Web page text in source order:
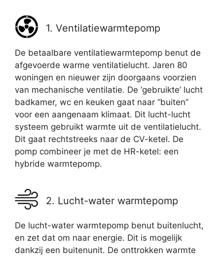
1. Ventilatiewarmtepomp
De betaalbare ventilatiewarmtepomp benut de
afgevoerde warme ventilatielucht. Jaren 80
woningen en nieuwer zijn doorgaans voorzien
van mechanische ventilatie. De ‘gebruikte’ lucht
badkamer, wc en keuken gaat naar “buiten”
voor een aangenaam klimaat. Dit lucht-lucht
systeem gebruikt warmte uit de ventilatielucht.
Dit gaat rechtstreeks naar de CV-ketel. De
pomp combineer je met de HR-ketel: een
hybride warmtepomp.
2. Lucht-water warmtepomp
De lucht-water warmtepomp benut buitenlucht,
en zet dat om naar energie. Dit is mogelijk
dankzij een buitenunit. De onttrokken warmte